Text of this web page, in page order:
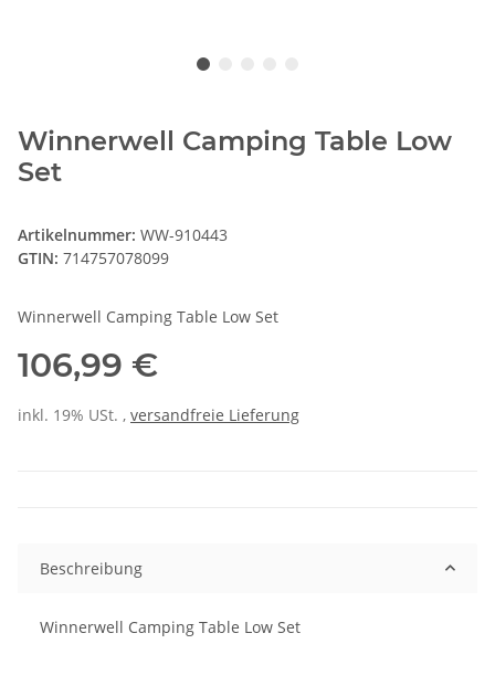
Winnerwell Camping Table Low
Set
Artikelnummer: WW-910443
GTIN: 714757078099
Winnerwell Camping Table Low Set
106,99 €
inkl. 19% USt. , versandfreie Lieferung
Beschreibung
Winnerwell Camping Table Low Set